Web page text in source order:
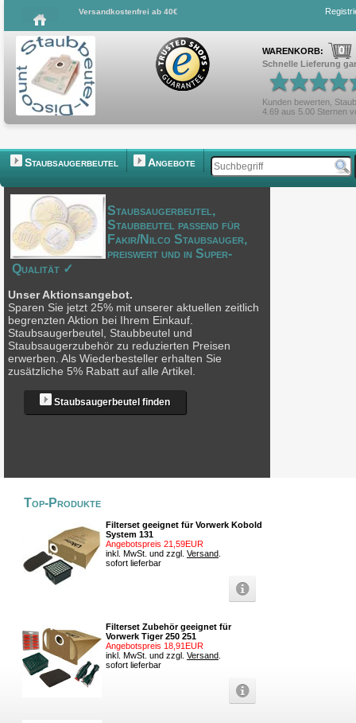
Versandkostenfrei ab 40€
WARENKORB: 0
Schnelle Lieferung
Kunden bewerten,
4.69 aus 5.00 Sternen
Staubsaugerbeutel Angebote
Staubsaugerbeutel,
Staubbeutel passend für
Fakir/Nilco Staubsauger,
preiswert und in Super-
Qualität ✓
Unser Aktionsangebot.
Sparen Sie jetzt 25% mit unserer aktuellen zeitlich
begrenzten Aktion bei Ihrem Einkauf.
Staubsaugerbeutel, Staubbeutel und
Staubsaugerzubehör zu reduzierten Preisen
erwerben. Als Wiederbesteller erhalten Sie
zusätzliche 5% Rabatt auf alle Artikel.
Staubsaugerbeutel finden
Top-Produkte
Filterset geeignet für Vorwerk Kobold
System 131
Angebotspreis 21,59EUR
inkl. MwSt. und zzgl. Versand
sofort lieferbar
Filterset Zubehör geeignet für
Vorwerk Tiger 250 251
Angebotspreis 18,91EUR
inkl. MwSt. und zzgl. Versand
sofort lieferbar